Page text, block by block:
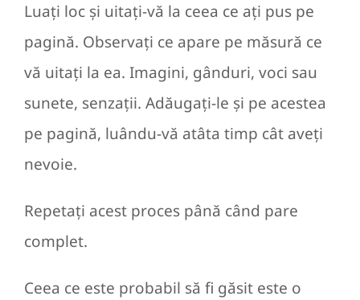
Luați loc și uitați-vă la ceea ce ați pus pe
pagină. Observați ce apare pe măsură ce
vă uitați la ea. Imagini, gânduri, voci sau
sunete, senzații. Adăugați-le și pe acestea
pe pagină, luându-vă atâta timp cât aveți
nevoie.
Repetați acest proces până când pare
complet.
Ceea ce este probabil să fi găsit este o